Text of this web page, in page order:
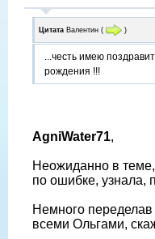
Цитата Валентин ( )
...честь имею
рождения !!!
AgniWater71,
Неожиданно в
по ошибке, узнала,
Немного
всеми Ольгами,